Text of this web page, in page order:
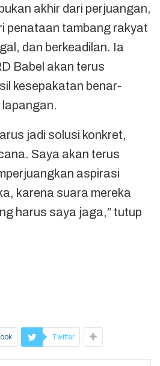
akhir dari perjuangan,
penataan tambang rakyat
dan berkeadilan. Ia
Babel akan terus
kesepakatan benar-
lapangan.
jadi solusi konkret,
Saya akan terus
aspirasi
karena suara mereka
harus saya jaga,” tutup
Twitter